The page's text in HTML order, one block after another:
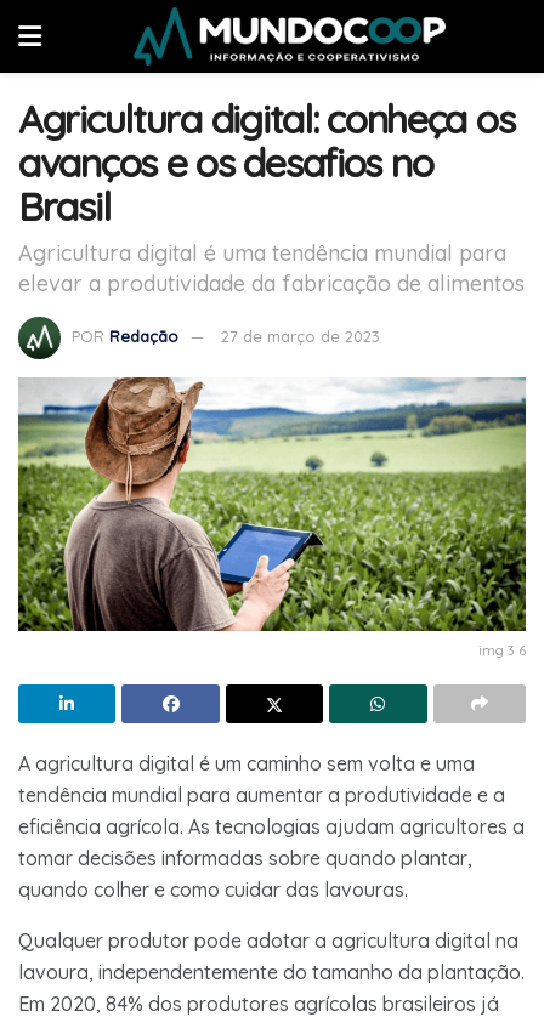
Agricultura digital: conheça os
avanços e os desafios no
Brasil
Agricultura digital é uma tendência mundial para
elevar a produtividade da fabricação de alimentos
POR Redação 27 de março de 2023
img 3 6
A agricultura digital é um caminho sem volta e uma
tendência mundial para aumentar a produtividade e a
eficiência agrícola. As tecnologias ajudam agricultores a
tomar decisões informadas sobre quando plantar,
quando colher e como cuidar das lavouras.
Qualquer produtor pode adotar a agricultura digital na
lavoura, independentemente do tamanho da plantação.
Em 2020, 84% dos produtores agrícolas brasileiros já